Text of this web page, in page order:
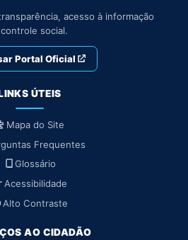
acesso à informação
social.
Portal Oficial
ÚTEIS
Mapa do Site
Frequentes
Glossário
Acessibilidade
Alto Contraste
AO CIDADÃO